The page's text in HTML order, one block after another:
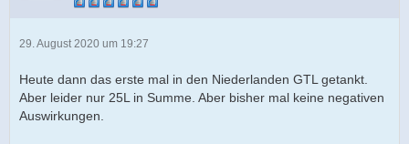
29. August 2020 um 19:27
Heute dann das erste mal in den Niederlanden GTL getankt.
Aber leider nur 25L in Summe. Aber bisher mal keine negativen
Auswirkungen.